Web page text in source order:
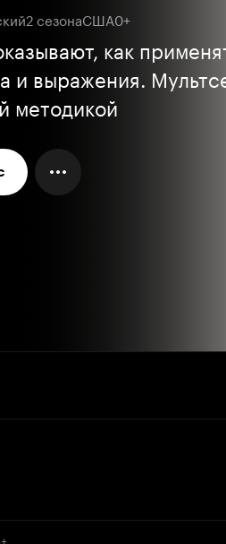
2 сезонаСША0+
как
и выражения.
методикой